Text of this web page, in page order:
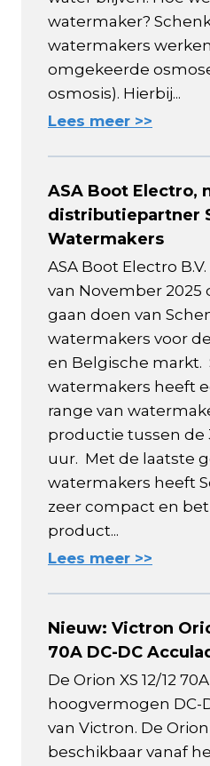
watermaker?
watermakers
omgekeerde
osmosis). Hierbij...
Lees meer >>
ASA Boot Electro,
distributiepartner
Watermakers
ASA Boot Electro
van November 2025
gaan doen van
watermakers voor
en Belgische markt.
watermakers heeft
range van
productie tussen de
uur. Met de laatste
watermakers heeft
zeer compact en
product...
Lees meer >>
Nieuw: Victron
70A DC-DC
De Orion XS 12/12
hoogvermogen DC-
van Victron. De Orion
beschikbaar vanaf